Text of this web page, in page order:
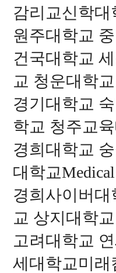
감리교신학
원주대학교
건국대학교
교 청운대학
경기대학교
학교 청주교
경희대학교
대학교
경희사이버
교 상지대학
고려대학교
세대학교미래